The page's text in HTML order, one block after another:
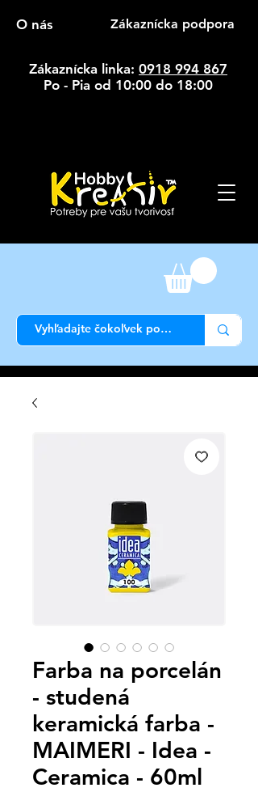
O nás Zákaznícka podpora
Zákaznícka linka: 0918 994 867
Po - Pia od 10:00 do 18:00
Farba na porcelán
- studená
keramická farba -
MAIMERI - Idea -
Ceramica - 60ml